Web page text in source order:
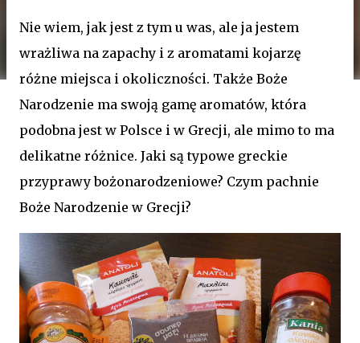
Nie wiem, jak jest z tym u was, ale ja jestem
wrażliwa na zapachy i z aromatami kojarzę
różne miejsca i okoliczności. Także Boże
Narodzenie ma swoją gamę aromatów, która
podobna jest w Polsce i w Grecji, ale mimo to ma
delikatne różnice. Jaki są typowe greckie
przyprawy bożonarodzeniowe? Czym pachnie
Boże Narodzenie w Grecji?